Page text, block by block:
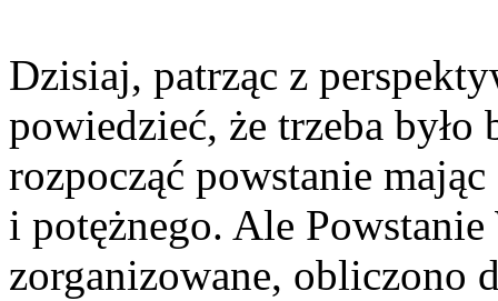
Dzisiaj, patrząc z
powiedzieć, że trzeba
rozpocząć powstanie
i potężnego. Ale
zorganizowane, obliczono